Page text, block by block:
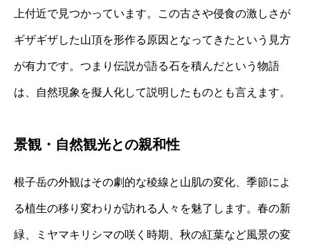
上付近で見つかっています。この古さや侵食の激しさが
ギザギザした山頂を形作る原因となってきたという見方
が有力です。つまり伝説が語る石を積んだという物語
は、自然現象を擬人化して説明したものとも言えます。
景観・自然観光との親和性
根子岳の外観はその劇的な稜線と山肌の変化、季節によ
る植生の移り変わりが訪れる人々を魅了します。春の新
緑、ミヤマキリシマの咲く時期、秋の紅葉など風景の変